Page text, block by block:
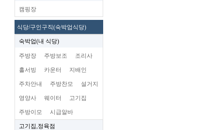
캠핑장
식당/구인구직(숙박업식당)
숙박업(내 식당)
주방장 주방보조 조리사
홀서빙 카운터 지배인
주차안내 주방찬모 설거지
영양사 웨이터 고기집
주방이모 시급알바
고기집,정육점